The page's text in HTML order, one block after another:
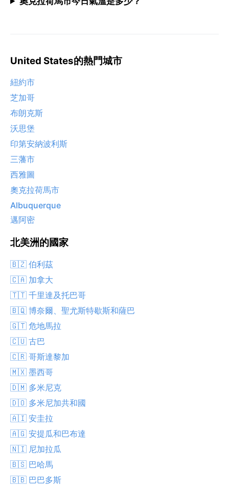
United States的熱門城市
紐約市
芝加哥
布朗克斯
沃思堡
印第安納波利斯
三藩市
西雅圖
奧克拉荷馬市
Albuquerque
邁阿密
北美洲的國家
🇧🇿 伯利茲
🇨🇦 加拿大
🇹🇹 千里達及托巴哥
🇧🇶 博奈爾、聖尤斯特歇斯和薩巴
🇬🇹 危地馬拉
🇨🇺 古巴
🇨🇷 哥斯達黎加
🇲🇽 墨西哥
🇩🇲 多米尼克
🇩🇴 多米尼加共和國
🇦🇮 安圭拉
🇦🇬 安提瓜和巴布達
🇳🇮 尼加拉瓜
🇧🇸 巴哈馬
🇧🇧 巴巴多斯